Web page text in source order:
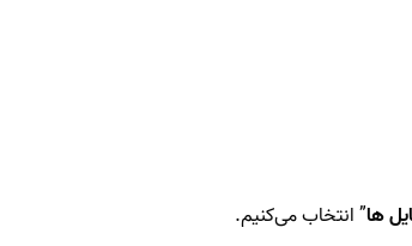
ها” انتخاب می‌کنیم.